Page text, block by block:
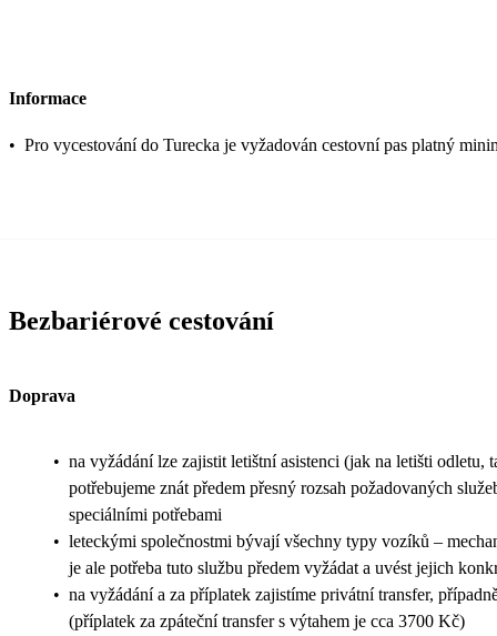
Informace
• Pro vycestování do Turecka je vyžadován cestovní pas platný
Bezbariérové cestování
Doprava
• na vyžádání lze zajistit letištní asistenci (jak na letišti odletu,
potřebujeme znát předem přesný rozsah požadovaných
speciálními potřebami
• leteckými společnostmi bývají všechny typy vozíků –
je ale potřeba tuto službu předem vyžádat a uvést jejich
• na vyžádání a za příplatek zajistíme privátní transfer,
(příplatek za zpáteční transfer s výtahem je cca 3700 Kč)